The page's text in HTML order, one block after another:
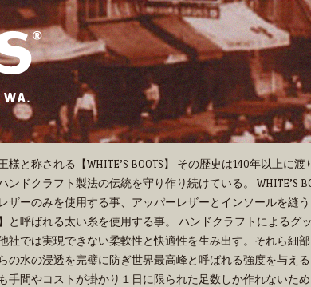
様と称される【WHITE’S BOOTS】 その歴史は140年以上に渡
ンドクラフト製法の伝統を守り作り続けている。 WHITE’S
ザーのみを使用する事、アッパーレザーとインソールを縫う
と呼ばれる太い糸を使用する事。 ハンドクラフトによるグ
社では実現できない柔軟性と快適性を生み出す。それら細部
の水の浸透を完璧に防ぎ世界最高峰と呼ばれる強度を与え
手間やコストが掛かり１日に限られた足数しか作れないため